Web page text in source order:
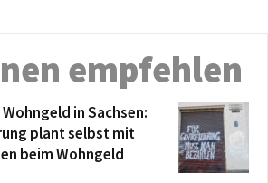
empfehlen
in Sachsen:
plant selbst mit
beim Wohngeld